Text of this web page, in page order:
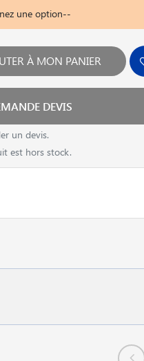
À MON PANIER
DEVIS
un devis.
est hors stock.